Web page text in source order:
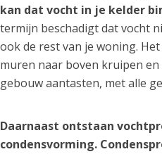
kan dat vocht in je kelder
termijn beschadigt dat vocht
ook de rest van je woning.
muren naar boven kruipen
gebouw aantasten, met alle
Daarnaast ontstaan
condensvorming.